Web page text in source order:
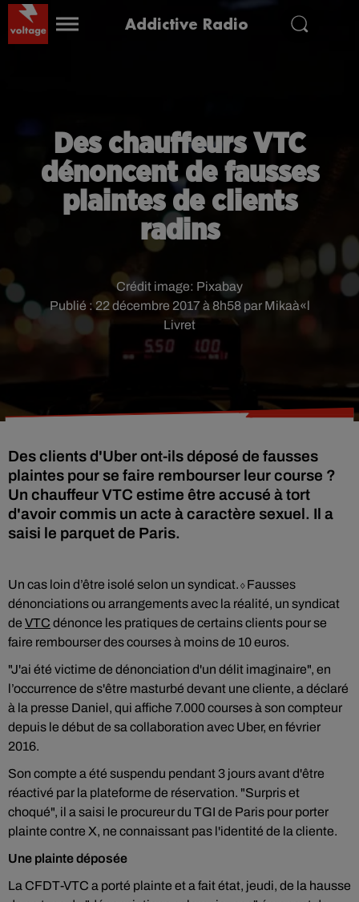
Addictive Radio
Des chauffeurs VTC
dénoncent de fausses
plaintes de clients
radins
Publié : 22 décembre 2017 à 8h58 par Mikaà«l
Livret
Crédit image: Pixabay
Des clients d'Uber ont-ils déposé de fausses
plaintes pour se faire rembourser leur course ?
Un chauffeur VTC estime être accusé à tort
d'avoir commis un acte à caractère sexuel. Il a
saisi le parquet de Paris.
Un cas loin d’être isolé selon un syndicat.⬨Fausses
dénonciations ou arrangements avec la réalité, un syndicat
de VTC dénonce les pratiques de certains clients pour se
faire rembourser des courses à moins de 10 euros.
"J'ai été victime de dénonciation d'un délit imaginaire", en
l’occurrence de s'être masturbé devant une cliente, a déclaré
à la presse Daniel, qui affiche 7.000 courses à son compteur
depuis le début de sa collaboration avec Uber, en février
2016.
Son compte a été suspendu pendant 3 jours avant d'être
réactivé par la plateforme de réservation. "Surpris et
choqué", il a saisi le procureur du TGI de Paris pour porter
plainte contre X, ne connaissant pas l'identité de la cliente.
Une plainte déposée
La CFDT-VTC a porté plainte et a fait état, jeudi, de la hausse